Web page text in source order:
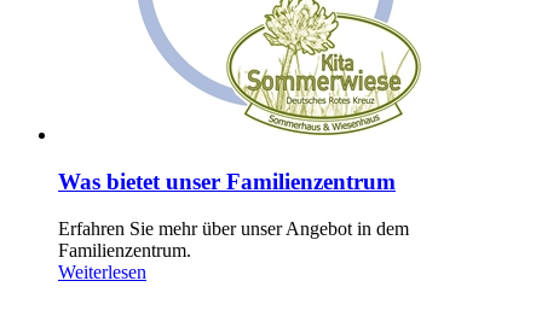
Was bietet unser Familienzentrum
Erfahren Sie mehr über unser Angebot in dem
Familienzentrum.
Weiterlesen